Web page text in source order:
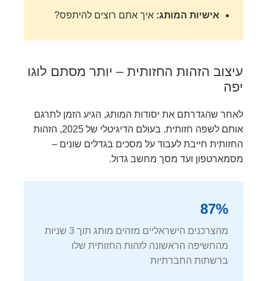
אישיות המותג: איך אתם רוצים להיתפס?
עיצוב הזהות החזותית – יותר מסתם לוגו
יפה
לאחר שהגדרתם את יסודות המותג, הגיע הזמן לתרגם
אותם לשפה חזותית. בעולם הדיגיטלי של 2025, הזהות
החזותית חייבת לעבוד על מסכים בגדלים שונים –
מסמארטפון ועד מסך מחשב גדול.
87%
מהצרכנים הישראליים מזהים מותג תוך 3 שניות
מהחשיפה הראשונה לזהות החזותית שלו
ברשתות החברתיות